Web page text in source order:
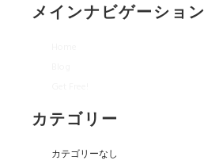
メインナビゲーション
カテゴリー
カテゴリーなし